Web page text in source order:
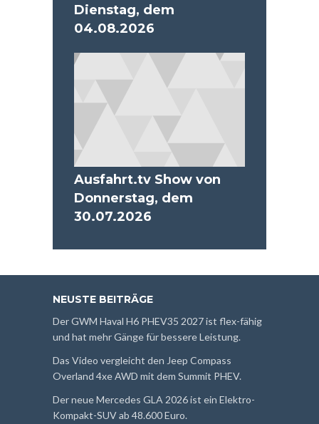
Dienstag, dem
04.08.2026
Ausfahrt.tv Show von
Donnerstag, dem
30.07.2026
NEUSTE BEITRÄGE
Der GWM Haval H6 PHEV35 2027 ist flex-fähig
und hat mehr Gänge für bessere Leistung.
Das Video vergleicht den Jeep Compass
Overland 4xe AWD mit dem Summit PHEV.
Der neue Mercedes GLA 2026 ist ein Elektro-
Kompakt-SUV ab 48.600 Euro.